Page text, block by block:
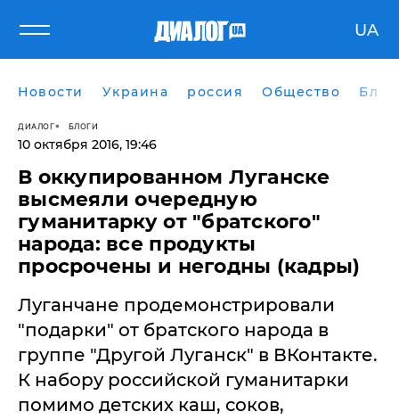
UA
Новости Украина россия Общество
ДИАЛОГ БЛОГИ
10 октября 2016, 19:46
В оккупированном Луганске
высмеяли очередную
гуманитарку от "братского"
народа: все продукты
просрочены и негодны (кадры)
Луганчане продемонстрировали
"подарки" от братского народа в
группе "Другой Луганск" в ВКонтакте.
К набору российской гуманитарки
помимо детских каш, соков,